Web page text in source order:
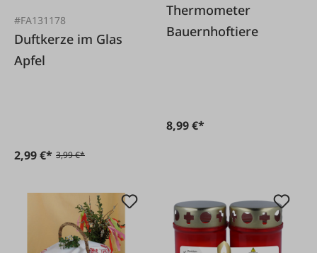
#FA131178
Duftkerze im Glas
Apfel
2,99 €* 3,99 €*
Thermometer
Bauernhoftiere
8,99 €*